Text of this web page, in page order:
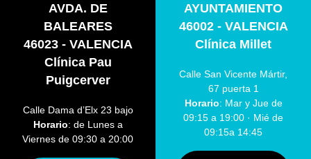
AVDA. DE
BALEARES
46023 - VALENCIA
Clínica Pau
Puigcerver
Calle Dama d’Elx 23 bajo
Horario: de Lunes a
Viernes de 09:30 a 20:00
AYUNTAMIENTO
46002 - VALENCIA
Clínica Millet
Calle San Vicente Mártir,
67 puerta 1
Horario: Mar y Jue de
09:15 a 19:00 · Mié de
09:15a 14:45